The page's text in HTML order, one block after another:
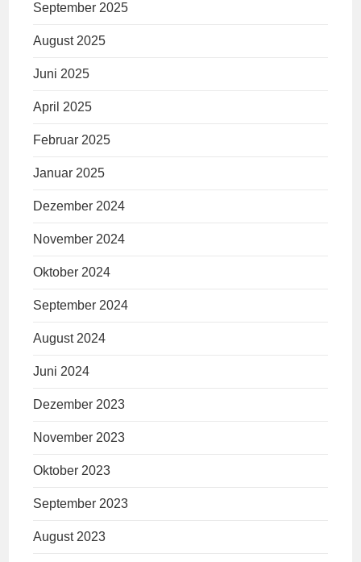
September 2025
August 2025
Juni 2025
April 2025
Februar 2025
Januar 2025
Dezember 2024
November 2024
Oktober 2024
September 2024
August 2024
Juni 2024
Dezember 2023
November 2023
Oktober 2023
September 2023
August 2023